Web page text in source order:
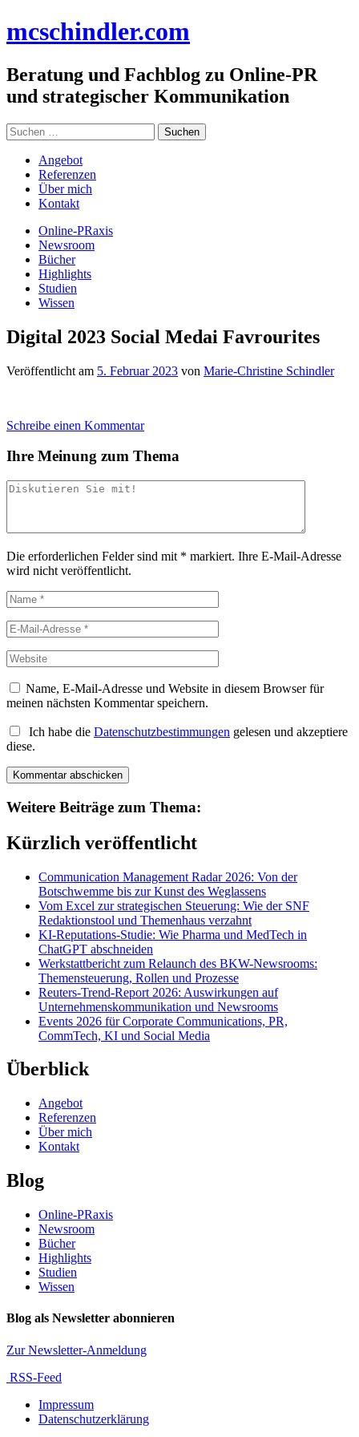
Inhalt
mcschindler.com
Beratung und Fachblog zu Online-PR
und strategischer Kommunikation
Suchen
nach:
Angebot
Referenzen
Über mich
Kontakt
Online-PRaxis
Newsroom
Bücher
Highlights
Studien
Wissen
Digital 2023 Social Medai Favrourites
Veröffentlicht am 5. Februar 2023 von Marie-Christine Schindler
Schreibe einen Kommentar
Ihre Meinung zum Thema
Die erforderlichen Felder sind mit * markiert. Ihre E-Mail-Adresse
wird nicht veröffentlicht.
Name, E-Mail-Adresse und Website in diesem Browser für
meinen nächsten Kommentar speichern.
Ich habe die Datenschutzbestimmungen gelesen und akzeptiere
diese.
Weitere Beiträge zum Thema:
Kürzlich veröffentlicht
Communication Management Radar 2026: Von der
Botschwemme bis zur Kunst des Weglassens
Vom Excel zur strategischen Steuerung: Wie der SNF
Redaktionstool und Themenhaus verzahnt
KI-Reputations-Studie: Wie Pharma und MedTech in
ChatGPT abschneiden
Werkstattbericht zum Relaunch des BKW-Newsrooms:
Themensteuerung, Rollen und Prozesse
Reuters-Trend-Report 2026: Auswirkungen auf
Unternehmenskommunikation und Newsrooms
Events 2026 für Corporate Communications, PR,
CommTech, KI und Social Media
Überblick
Angebot
Referenzen
Über mich
Kontakt
Blog
Online-PRaxis
Newsroom
Bücher
Highlights
Studien
Wissen
Blog als Newsletter abonnieren
Zur Newsletter-Anmeldung
RSS-Feed
Impressum
Datenschutzerklärung